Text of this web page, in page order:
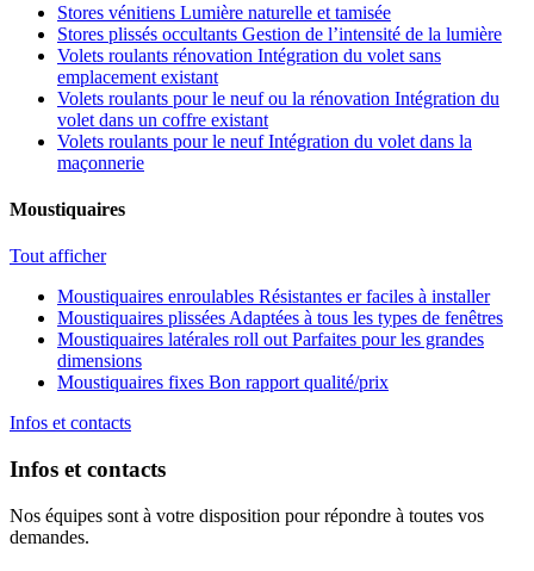
Stores vénitiens Lumière naturelle et tamisée
Stores plissés occultants Gestion de l’intensité de la lumière
Volets roulants rénovation Intégration du volet sans
emplacement existant
Volets roulants pour le neuf ou la rénovation Intégration du
volet dans un coffre existant
Volets roulants pour le neuf Intégration du volet dans la
maçonnerie
Moustiquaires
Tout afficher
Moustiquaires enroulables Résistantes er faciles à installer
Moustiquaires plissées Adaptées à tous les types de fenêtres
Moustiquaires latérales roll out Parfaites pour les grandes
dimensions
Moustiquaires fixes Bon rapport qualité/prix
Infos et contacts
Infos et contacts
Nos équipes sont à votre disposition pour répondre à toutes vos
demandes.